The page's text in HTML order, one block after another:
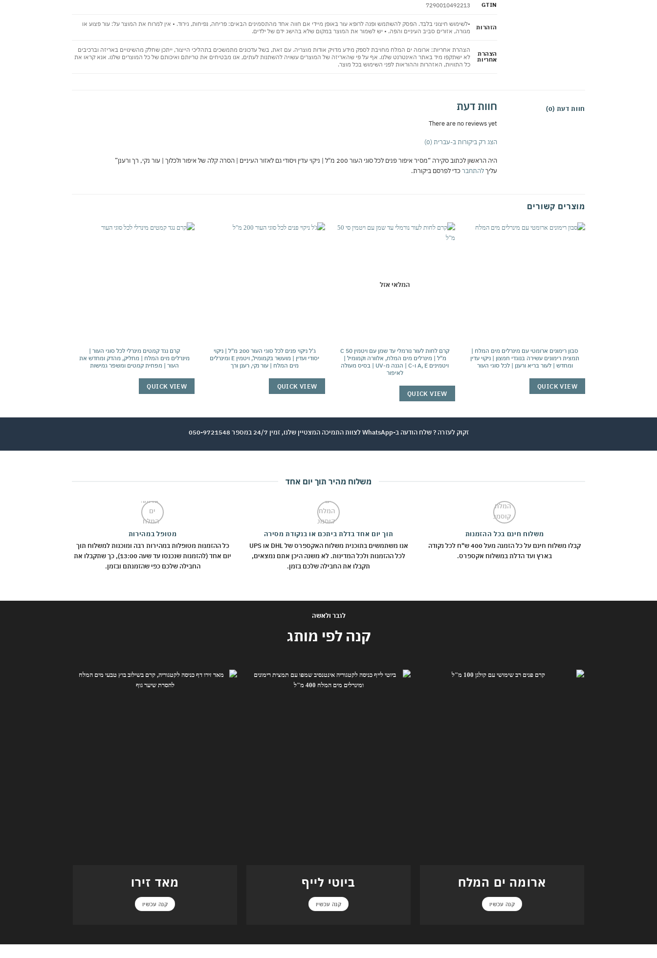
GTIN
7290010492213
הזהרות
•לשימוש חיצוני בלבד. הפסק להשתמש ופנה לרופא עור באופן מיידי אם חווה אחד מהתסמינים הבאים: פריחה, נפיחות, גירוד. • אין למרוח את המוצר על: עור פצוע או
מגורה, אזורים סביב העיניים והפה. • יש לשמור את המוצר במקום שלא בהישג ידם של ילדים.
הצהרת
אחריות
הצהרת אחריות: ארומה ים המלח מחויבת לספק מידע מדויק אודות מוצריה. עם זאת, בשל עדכונים מתמשכים בתהליכי הייצור, ייתכן שחלק מהשינויים באריזה וברכיבים
לא ישתקפו מיד באתר האינטרנט שלנו. אף על פי שהאריזה של המוצרים עשויה להשתנות לעתים, אנו מבטיחים את טריותם ואיכותם של כל המוצרים שלנו. אנא קראו את
כל התוויות, האזהרות וההוראות לפני השימוש בכל מוצר.
חוות דעת (0) חוות דעת
There are no reviews yet
הצג רק ביקורות ב-עברית (0)
היה הראשון לכתוב סקירה “מסיר איפור פנים לכל סוגי העור 200 מ"ל | ניקוי עדין ויסודי גם לאזור העיניים | הסרה קלה של איפור ולכלוך | עור נקי, רך ורענן”
עליךלהתחברכדי לפרסם ביקורת.
מוצרים קשורים
סבון רימונים ארומטי עם מינרלים מים המלח |
תמצית רימונים עשירה בנוגדי חמצון | ניקוי עדין
ומחדש | לעור בריא ורענן | לכל סוגי העור
QUICK VIEW
המלאי אזל
קרם לחות לעור נורמלי עד שמן עם ויטמין C 50
מ"ל | מינרלים מים המלח, אלוורה וקמומיל |
ויטמינים A, E ו-C | הגנה מ-UV | בסיס מעולה
לאיפור
QUICK VIEW
ג'ל ניקוי פנים לכל סוגי העור 200 מ"ל | ניקוי
יסודי ועדין | מועשר בקמומיל, ויטמין E ומינרלים
מים המלח | עור נקי, רענן ורך
QUICK VIEW
קרם נגד קמטים מינרלי לכל סוגי העור |
מינרלים מים המלח | מחליק, מהדק ומחדש את
העור | מפחית קמטים ומשפר גמישות
QUICK VIEW
זקוק לעזרה ? שלח הודעה ב-WhatsApp לצוות התמיכה המצטיין שלנו, זמין 24/7 במספר 050-9721548
משלוח מהיר תוך יום אחד
משלוח חינם בכל ההזמנות
קבלו משלוח חינם על כל הזמנה מעל 400 ש"ח לכל נקודה
בארץ ועד הדלת במשלוח אקספרס.
תוך יום אחד בדלת ביתכם או בנקודת מסירה
אנו משתמשים בתוכנית משלוח האקספרס של DHL או UPS
לכל ההזמנות ולכל המדינות. לא משנה היכן אתם נמצאים,
תקבלו את החבילה שלכם בזמן.
מטופל במהירות
כל ההזמנות מטופלות במהירות רבה ומוכנות למשלוח תוך
יום אחד (להזמנות שנכנסו עד שעה 13:00), כך שתקבלו את
החבילה שלכם כפי שהזמנתם ובזמן.
לגבר ולאשה
קנה לפי מותג
ארומה ים המלח
קנה עכשיו
ביוטי לייף
קנה עכשיו
מאד זירו
קנה עכשיו